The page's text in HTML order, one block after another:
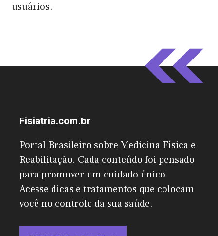
usuários.
Fisiatria.com.br
Portal Brasileiro sobre Medicina Física e
Reabilitação. Cada conteúdo foi pensado
para promover um cuidado único.
Acesse dicas e tratamentos que colocam
você no controle da sua saúde.